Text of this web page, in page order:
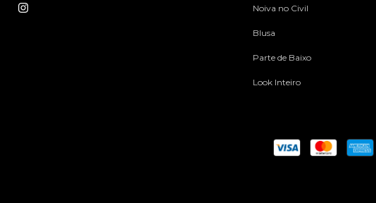
Noiva no Civil
Blusa
Parte de Baixo
Look Inteiro